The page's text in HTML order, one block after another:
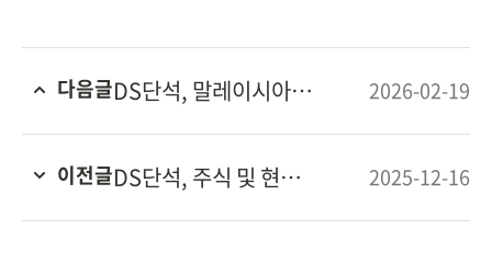
다음글 DS단석, 말레이시아 ‘POC 2026’ 참가…글로벌 판로 확대 행보 2026-02-19
이전글 DS단석, 주식 및 현금배당 결정 “주주환원 정책으로 동반성장” 2025-12-16